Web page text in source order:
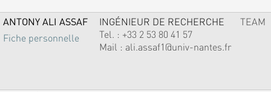
ANTONY ALI ASSAF
Fiche personnelle
INGÉNIEUR DE RECHERCHE
Tel. : +33 2 53 80 41 57
Mail : ali.assaf1@univ-nantes.fr
TEAM